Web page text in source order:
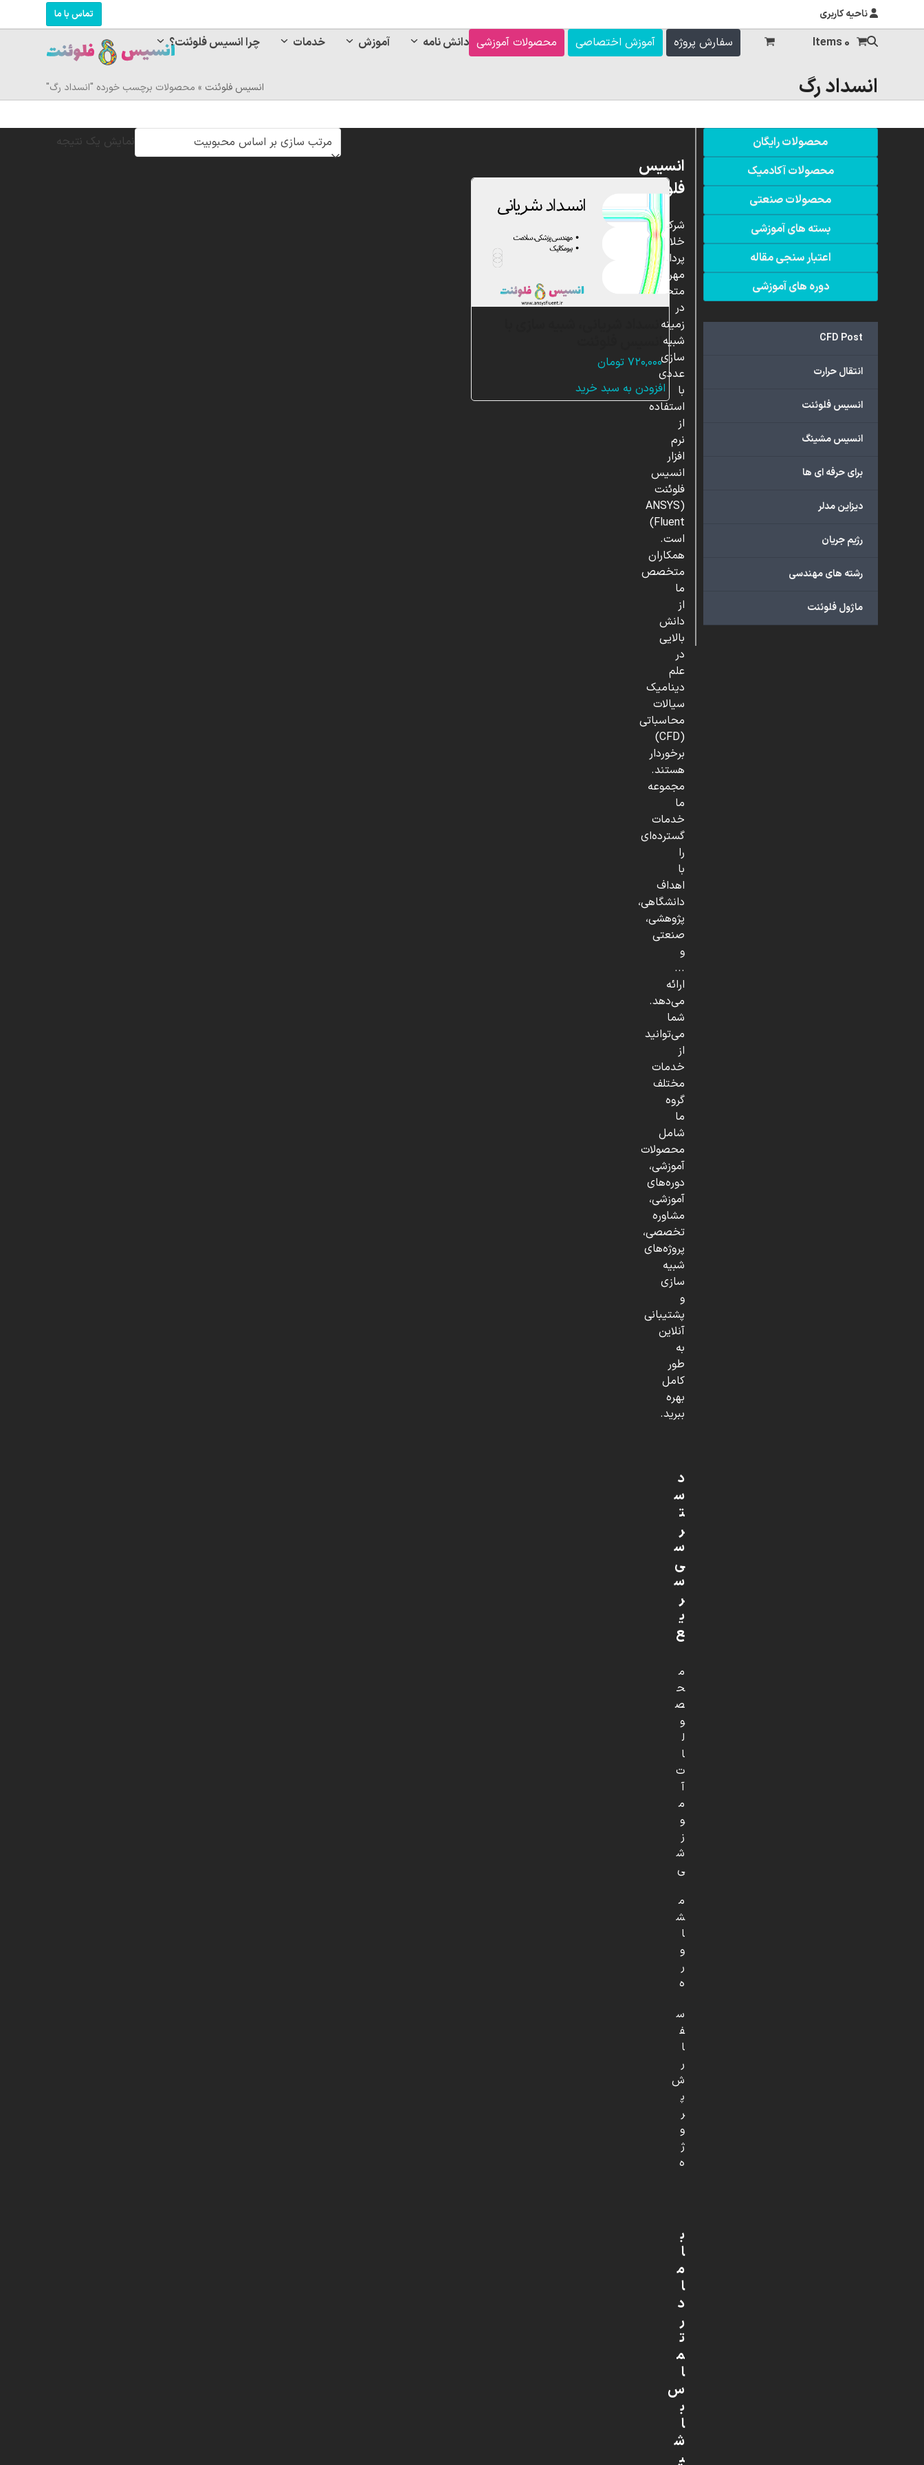
ناحیه کاربری تماس با ما
چرا انسیس فلوئنت؟ خدمات آموزش دانش نامه محصولات آموزشی آموزش اختصاصی سفارش پروژه 0 Items
انسداد رگ انسیس فلوئنت » محصولات برچسب خورده "انسداد رگ"
نمایش یک نتیجه
انسداد شریانی، شبیه سازی با
۷۲۰,۰۰۰ تومان
افزودن به سبد خرید
محصولات رایگان
محصولات آکادمیک
محصولات صنعتی
بسته های آموزشی
اعتبار سنجی مقاله
دوره های آموزشی
CFD Post
انتقال حرارت
انسیس فلوئنت
انسیس مشینگ
برای حرفه ای ها
دیزاین مدلر
رژیم جریان
رشته های مهندسی
ماژول فلوئنت
انسیس
فلوئنت
شرکت
خلاق
پردازشگران
مهر،
متخصص
در
زمینه
شبیه
سازی
عددی
با
استفاده
از
نرم
افزار
انسیس
فلوئنت
(ANSYS
Fluent)
است.
همکاران
متخصص
ما
از
دانش
بالایی
در
علم
دینامیک
سیالات
محاسباتی
(CFD)
برخوردار
هستند.
مجموعه
ما
خدمات
گسترده‌ای
را
با
اهداف
دانشگاهی،
پژوهشی،
صنعتی
و
...
ارائه
می‌دهد.
شما
می‌توانید
از
خدمات
مختلف
گروه
ما
شامل
محصولات
آموزشی،
دوره‌های
آموزشی،
مشاوره
تخصصی،
پروژه‌های
شبیه
سازی
و
پشتیبانی
آنلاین
به
طور
کامل
بهره
ببرید.
د
س
ت
ر
س
ی
س
ر
ی
ع
م
ح
ص
و
ل
ا
ت
آ
م
و
ز
ش
ی
م
ش
ا
و
ر
ه
س
ف
ا
ر
ش
پ
ر
و
ژ
ه
ب
ا
م
ا
د
ر
ت
م
ا
س
ب
ا
ش
ی